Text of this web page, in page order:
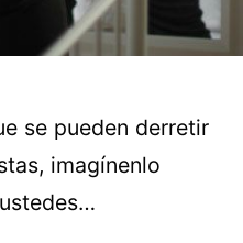
se pueden derretir
imagínenlo